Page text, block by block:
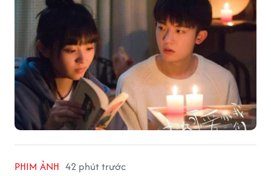
PHIM ẢNH 42 phút trước